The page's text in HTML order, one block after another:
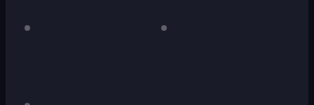
green
Hanya
pink
Hanya